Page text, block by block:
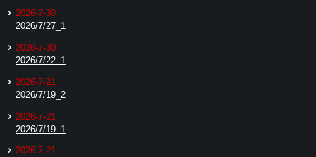
2026-7-30
2026/7/27_1
2026-7-30
2026/7/22_1
2026-7-21
2026/7/19_2
2026-7-21
2026/7/19_1
2026-7-21